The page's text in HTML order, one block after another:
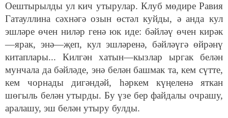
Оештырылды ул кич утырулар. Клуб мөдире Равия
Гатауллина сәхнәгә озын өстәл куйды, ә анда кул
эшләре өчен ниләр генә юк иде: бәйләү өчен кирәк
—ярак, энә—җеп, кул эшләренә, бәйләүгә өйрәнү
китаплары... Килгән хатын—кызлар ыргак белән
мунчала да бәйләде, энә белән башмак та, кем сүтте,
кем чорнады дигәндәй, һәркем күңеленә яткан
шөгыль белән утырды. Бу үзе бер файдалы очрашу,
аралашу, эш белән утыру булды.